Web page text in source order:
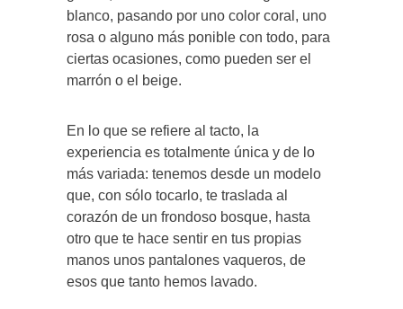
blanco, pasando por uno color coral, uno
rosa o alguno más ponible con todo, para
ciertas ocasiones, como pueden ser el
marrón o el beige.
En lo que se refiere al tacto, la
experiencia es totalmente única y de lo
más variada: tenemos desde un modelo
que, con sólo tocarlo, te traslada al
corazón de un frondoso bosque, hasta
otro que te hace sentir en tus propias
manos unos pantalones vaqueros, de
esos que tanto hemos lavado.